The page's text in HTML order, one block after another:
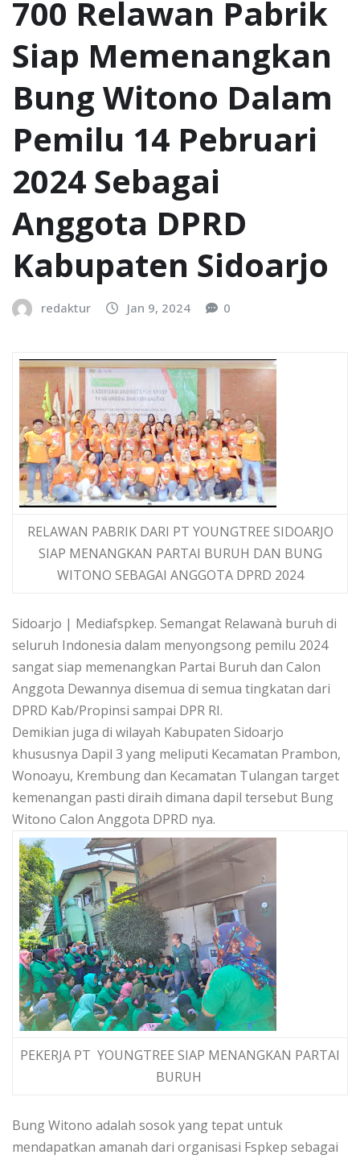
700 Relawan Pabrik
Siap Memenangkan
Bung Witono Dalam
Pemilu 14 Pebruari
2024 Sebagai
Anggota DPRD
Kabupaten Sidoarjo
redaktur Jan 9, 2024 0
RELAWAN PABRIK DARI PT YOUNGTREE SIDOARJO
SIAP MENANGKAN PARTAI BURUH DAN BUNG
WITONO SEBAGAI ANGGOTA DPRD 2024
Sidoarjo | Mediafspkep. Semangat Relawanà buruh di
seluruh Indonesia dalam menyongsong pemilu 2024
sangat siap memenangkan Partai Buruh dan Calon
Anggota Dewannya disemua di semua tingkatan dari
DPRD Kab/Propinsi sampai DPR RI.
Demikian juga di wilayah Kabupaten Sidoarjo
khususnya Dapil 3 yang meliputi Kecamatan Prambon,
Wonoayu, Krembung dan Kecamatan Tulangan target
kemenangan pasti diraih dimana dapil tersebut Bung
Witono Calon Anggota DPRD nya.
PEKERJA PT YOUNGTREE SIAP MENANGKAN PARTAI
BURUH
Bung Witono adalah sosok yang tepat untuk
mendapatkan amanah dari organisasi Fspkep sebagai